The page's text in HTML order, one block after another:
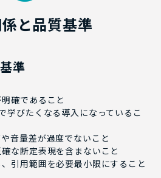
と品質基準
準
確であること
学びたくなる導入になっているこ
音量差が過度でないこと
な断定表現を含まないこと
引用範囲を必要最小限にすること